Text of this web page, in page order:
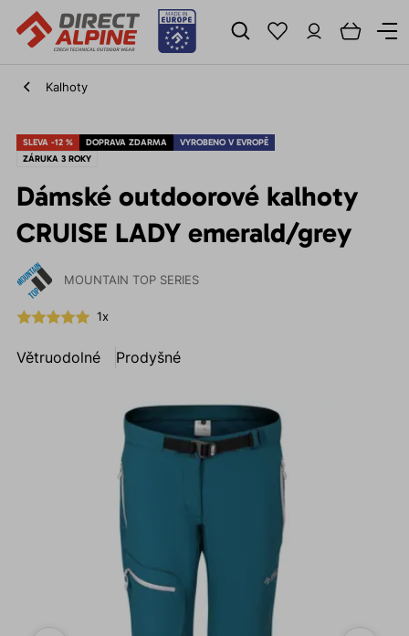
Kalhoty
SLEVA -12 % DOPRAVA ZDARMA
VYROBENO V EVROPĚ
ZÁRUKA 3 ROKY
Dámské outdoorové kalhoty
CRUISE LADY emerald/grey
MOUNTAIN TOP SERIES
1x
Větruodolné Prodyšné